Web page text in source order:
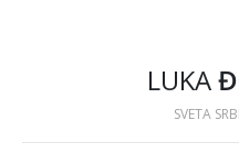
LUKA
SVETA